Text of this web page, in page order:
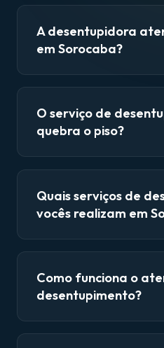
A desentupidora
em Sorocaba?
O serviço de
quebra o piso?
Quais serviços de
vocês realizam em
Como funciona o
desentupimento?